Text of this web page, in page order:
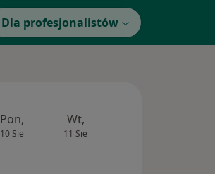
Dla profesjonalistów
Pon,
10 Sie
Wt,
11 Sie